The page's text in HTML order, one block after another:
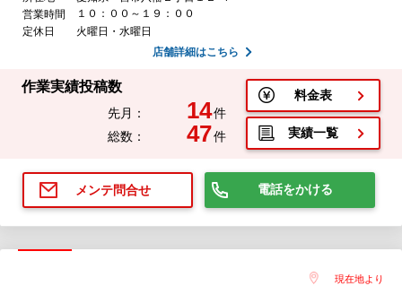
営業時間
１０：００～１９：００
定休日
火曜日・水曜日
店舗詳細はこちら
作業実績投稿数
先月： 14件
総数：
47件
料金表
実績一覧
メンテ問合せ 電話をかける
現在地より